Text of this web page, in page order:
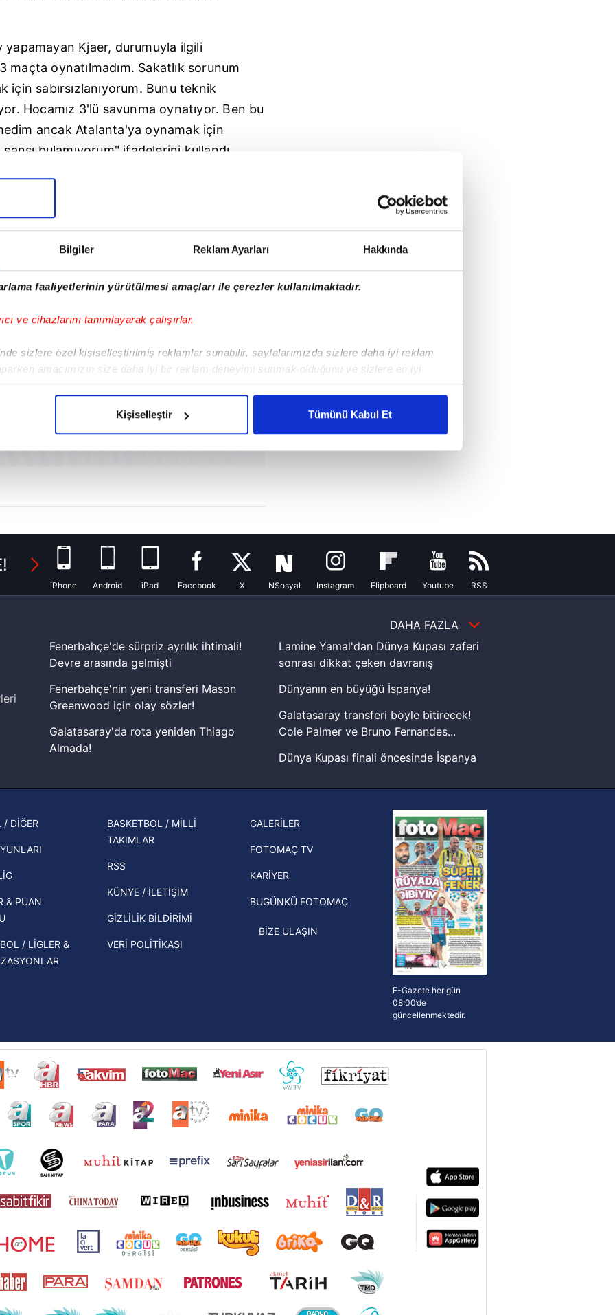
Bilgiler Reklam Ayarları Hakkında
faaliyetlerinin yürütülmesi amaçları ile çerezler kullanılmaktadır.
ve cihazlarını tanımlayarak çalışırlar.
sizlere özel kişiselleştirilmiş reklamlar sunabilir, sayfalarımızda sizlere daha iyi reklam
amacımızın size daha iyi bir reklam deneyimi sunmak olduğunu ve sizlere en iyi
gelen çabayı gösterdiğimizi ve bu noktada, reklamların maliyetlerimizi karşılamak
çerezlere izin vermedikleri takdirde, kullanıcılara hedefli reklamlar gösterilmeyecektir."
yer alan panel vasıtasıyla belirleyebilirsiniz. Çerezlere ilişkin detaylı bilgi için Ayarlar
Metnimiziziyaret edebilirsiniz.
Kanunu uyarınca hazırlanmış Aydınlatma Metnimizi okumak ve sitemizde ilgili
Kişiselleştir Tümünü Kabul Et
yapamayan Kjaer, durumuyla ilgili
maçta oynatılmadım. Sakatlık sorunum
sabırsızlanıyorum. Bunu teknik
Hocamız 3'lü savunma oynatıyor. Ben bu
ancak Atalanta'ya oynamak için
bulamıyorum" ifadelerini kullandı.
30 yaşındaki oyuncunun devre
Volkan Demirel, geçtiğimiz hafta İ
talya'ya
ile transfer görüşmesi yaptığını yazmıştı.
iPhone Android iPad Facebook X NSosyal Instagram Flipboard Youtube RSS
DAHA FAZLA
Fenerbahçe'de sürpriz ayrılık ihtimali!
Devre arasında gelmişti
Fenerbahçe'nin yeni transferi Mason
Greenwood için olay sözler!
Galatasaray'da rota yeniden Thiago
Almada!
muhtemel rakibi belli oldu! Gornik
İspanya-Arjantin finalinin ardından dış
Beşiktaş'ın UEFA Avrupa Ligi'nde 3. Ön
Eleme Turu muhtemel rakipleri belli
Lamine Yamal'dan Dünya Kupası zaferi
sonrası dikkat çeken davranış
Dünyanın en büyüğü İspanya!
Galatasaray transferi böyle bitirecek!
Cole Palmer ve Bruno Fernandes...
Dünya Kupası finali öncesinde İspanya
şampiyonluk yüzüğü verilecek
Hernan Crespo, Meksika Ligi
ekiplerinden Atlas'ın yeni teknik
direktörü oldu
/ DİĞER
& PUAN
/ LİGLER &
BASKETBOL / MİLLİ
TAKIMLAR
RSS
KÜNYE / İLETİŞİM
GİZLİLİK BİLDİRİMİ
VERİ POLİTİKASI
GALERİLER
FOTOMAÇ TV
KARİYER
BUGÜNKÜ FOTOMAÇ
BİZE ULAŞIN
E-Gazete her gün
08:00’de
güncellenmektedir.